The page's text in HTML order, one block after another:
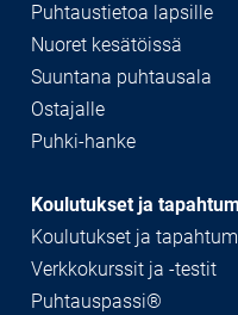
Puhtaustietoa lapsille
Nuoret kesätöissä
Suuntana puhtausala
Ostajalle
Puhki-hanke
Koulutukset ja
Koulutukset ja
Verkkokurssit ja -testit
Puhtauspassi®